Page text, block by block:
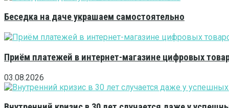
Беседка на даче украшаем самостоятельно
Приём платежей в интернет-магазине цифровых
03.08.2026